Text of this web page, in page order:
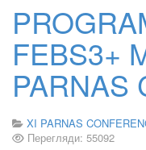
FEBS3+
PARNAS
XI PARNAS
Перегляди: 55092